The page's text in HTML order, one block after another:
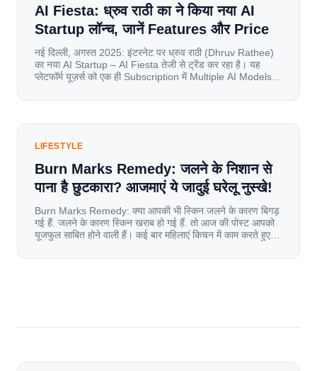
AI Fiesta: ध्रुव राठी का ने किया नया AI
Startup लॉन्च, जानें Features और Price
नई दिल्ली, अगस्त 2025: इंटरनेट पर ध्रुव राठी (Dhruv Rathee)
का नया AI Startup – AI Fiesta तेजी से ट्रेंड कर रहा है। यह
प्लेटफॉर्म यूज़र्स को एक ही Subscription में Multiple AI Models
यूज़र्स का जबरदस्त रिस्पॉन्स लॉन्च के तुरंत […]
LIFESTYLE
Burn Marks Remedy: जलने के निशान से
पाना है छुटकारा? आजमाएं ये जादुई घरेलू नुस्खे!
Burn Marks Remedy: क्या आपकी भी स्किन जलने के कारण बिगड़
गई हैं. जलने के कारण स्किन खराब हो गई हैं. तो आज की पोस्ट आपको
यूजफुल साबित होने वाली हैं। कई बार महिलाएं किचन में काम करते हुए
[…]